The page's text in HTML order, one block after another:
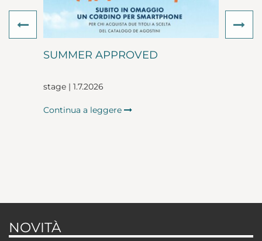
SUMMER APPROVED
stage | 1.7.2026
Continua a leggere
Previous
NOVITÀ